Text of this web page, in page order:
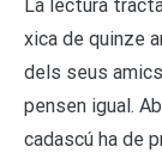
La lectura
xica de quinze
dels seus
pensen igual.
cadascú ha de